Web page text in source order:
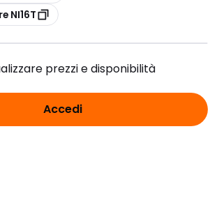
NI16T
prezzi e disponibilità
Accedi